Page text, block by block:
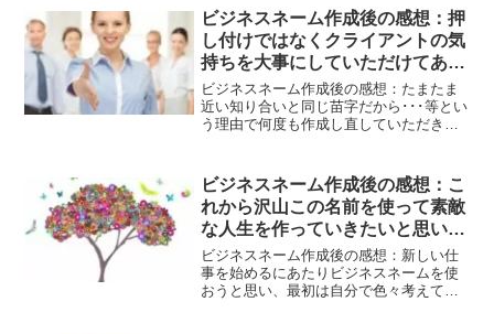
ネスネームを使ってビジネスしていくの
がとても楽しみです。飛鳥さんに依頼し
てよかったです。
ビジネスネーム作成後の感想：押
し付けではなくクライアントの気
持ちを大事にしていただけてあり
がたかったです。
ビジネスネーム作成後の感想：たまたま
近い知り合いと同じ苗字だから･･･等とい
う理由で何度も作成し直していただきま
対応でとても感謝しています。晴れて事
業がうまく行き独立できることになった
ら、屋号もお願いしたいなぁと思いまし
た。押し付けではなくクライアントの気
持ちを大事にしていただけてありがたか
ったです。
ビジネスネーム作成後の感想：こ
れから沢山この名前を使って素敵
な人生を作っていきたいと思いま
す。本当にありがとうございまし
た。
ビジネスネーム作成後の感想：新しい仕
事を始めるにあたりビジネスネームを使
おうと思い、最初は自分で色々考えてお